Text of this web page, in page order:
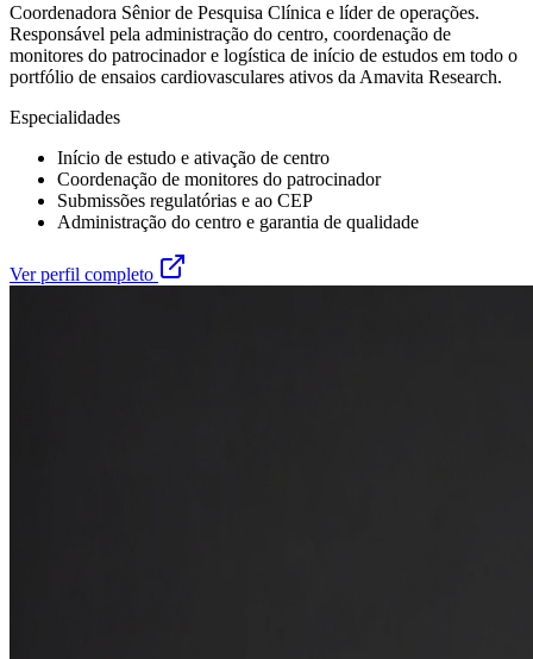
Coordenadora Sênior de Pesquisa Clínica e líder de operações.
Responsável pela administração do centro, coordenação de
monitores do patrocinador e logística de início de estudos em todo o
portfólio de ensaios cardiovasculares ativos da Amavita Research.
Especialidades
Início de estudo e ativação de centro
Coordenação de monitores do patrocinador
Submissões regulatórias e ao CEP
Administração do centro e garantia de qualidade
Ver perfil completo